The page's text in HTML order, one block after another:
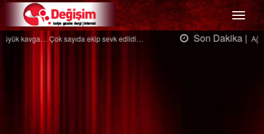
Menü
Son Dakika |Ağaçtan düştü…